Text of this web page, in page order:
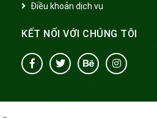
Điều khoản dịch vụ
KẾT NỐI VỚI CHÚNG TÔI